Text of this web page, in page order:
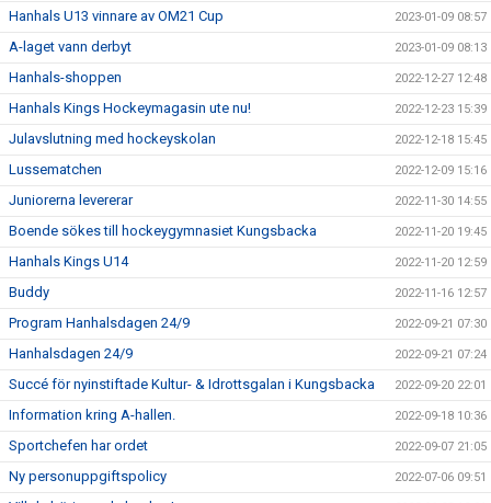
Hanhals U13 vinnare av OM21 Cup 2023-01-09 08:57
A-laget vann derbyt 2023-01-09 08:13
Hanhals-shoppen 2022-12-27 12:48
Hanhals Kings Hockeymagasin ute nu! 2022-12-23 15:39
Julavslutning med hockeyskolan 2022-12-18 15:45
Lussematchen 2022-12-09 15:16
Juniorerna levererar 2022-11-30 14:55
Boende sökes till hockeygymnasiet Kungsbacka 2022-11-20 19:45
Hanhals Kings U14 2022-11-20 12:59
Buddy 2022-11-16 12:57
Program Hanhalsdagen 24/9 2022-09-21 07:30
Hanhalsdagen 24/9 2022-09-21 07:24
Succé för nyinstiftade Kultur- & Idrottsgalan i Kungsbacka 2022-09-20 22:01
Information kring A-hallen. 2022-09-18 10:36
Sportchefen har ordet 2022-09-07 21:05
Ny personuppgiftspolicy 2022-07-06 09:51